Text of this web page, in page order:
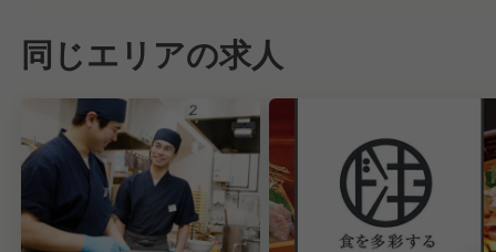
同じエリアの求人